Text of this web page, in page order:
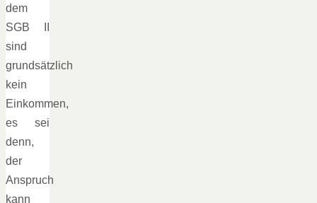
dem
SGB II
sind
grundsätzlich
kein
Einkommen,
es sei
denn,
der
Anspruch
kann